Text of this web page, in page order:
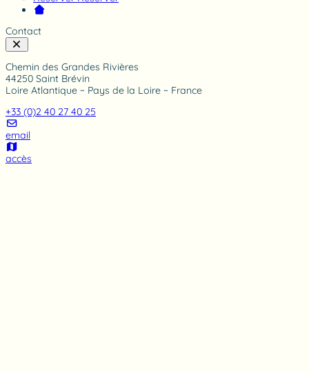
Contact
Chemin des Grandes Rivières
44250 Saint Brévin
Loire Atlantique ~ Pays de la Loire ~ France
+33 (0)2 40 27 40 25
email
accès